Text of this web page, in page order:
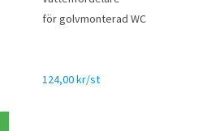
för golvmonterad WC
124,00 kr/st